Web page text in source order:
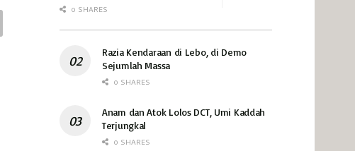
0 SHARES
Razia Kendaraan di Lebo, di Demo
Sejumlah Massa
0 SHARES
Anam dan Atok Lolos DCT, Umi Kaddah
Terjungkal
0 SHARES